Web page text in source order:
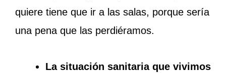
quiere tiene que ir a las salas, porque sería
una pena que las perdiéramos.
La situación sanitaria que vivimos